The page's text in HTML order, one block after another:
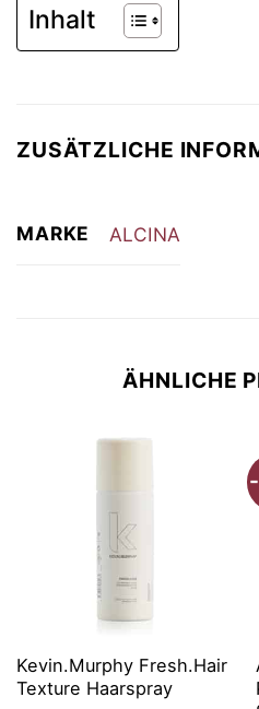
Inhalt
ZUSÄTZLICHE
MARKE ALCINA
ÄHNLICHE
Kevin.Murphy Fresh.Hair
Texture Haarspray